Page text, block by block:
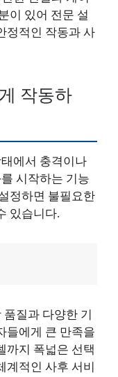
이 있어 전문 설
정적인 작동과 사
작동하
에서 충격이나
시작하는 기능
정하면 불필요한
있습니다.
질과 다양한 기
들에게 큰 만족을
까지 폭넓은 선택
적인 사후 서비